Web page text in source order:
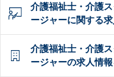
介護福祉士・介護
ージャーに関する
介護福祉士・介護
ージャーの求人情